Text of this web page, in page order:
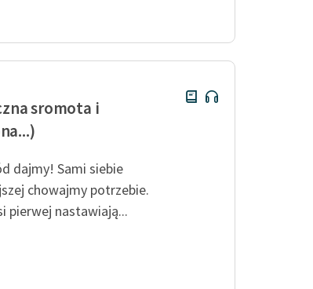
sromota i
dajmy! Sami siebie
chowajmy potrzebie.
pierwej nastawiają...